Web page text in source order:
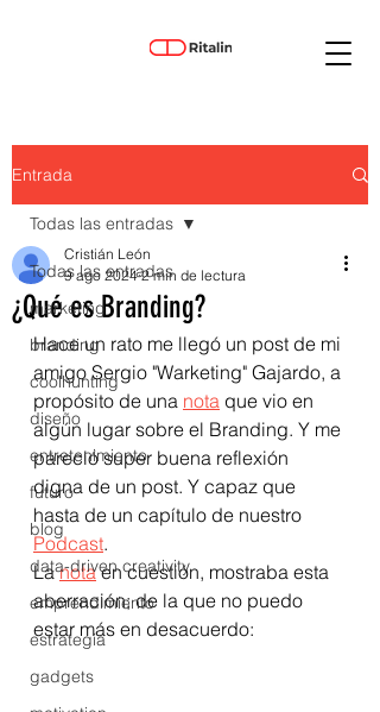
Entrada
Todas las entradas
marketing
branding
coolhunting
diseño
entretenimiento
futuro
blog
data-driven creativity
emprendimiento
estrategia
gadgets
Todas las entradas
¿Qué es Branding?
Cristián León
9 ago 2024 2 min de lectura
Hace un rato me llegó un post de mi
amigo Sergio "Warketing" Gajardo, a
propósito de una nota que vio en
algún lugar sobre el Branding. Y me
pareció super buena reflexión
digna de un post. Y capaz que
hasta de un capítulo de nuestro
Podcast.
La nota en cuestión, mostraba esta
aberración; de la que no puedo
estar más en desacuerdo: